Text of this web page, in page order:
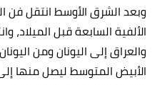
وبعد الشرق الأوسط انتقل فن
الألفية السابعة قبل الميلاد،
والعراق إلى اليونان ومن
الأبيض المتوسط ليصل منها